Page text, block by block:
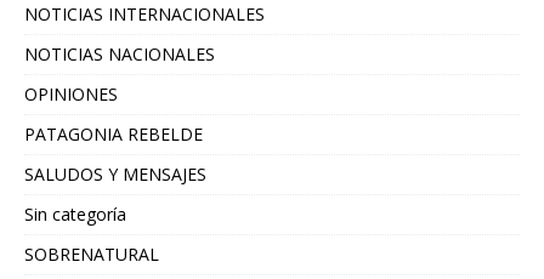
NOTICIAS INTERNACIONALES
NOTICIAS NACIONALES
OPINIONES
PATAGONIA REBELDE
SALUDOS Y MENSAJES
Sin categoría
SOBRENATURAL